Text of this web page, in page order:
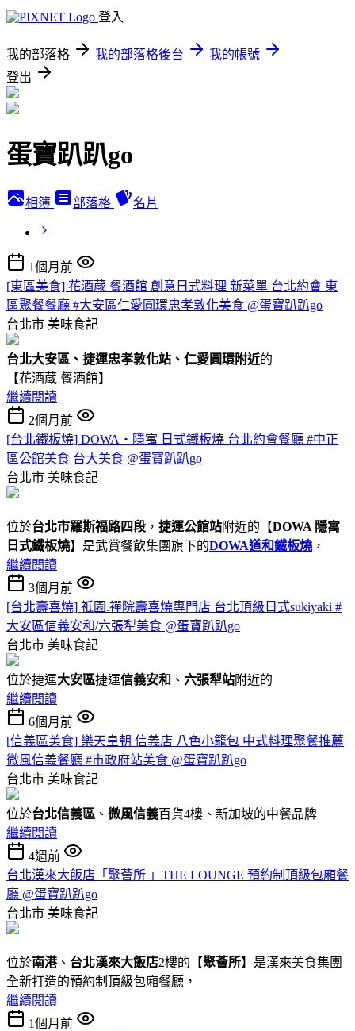
登入
我的部落格 我的部落格後台
我的帳號
登出
蛋寶趴趴go
相簿 部落格 名片
1個月前
[東區美食] 花酒蔵 餐酒館 創意日式料理 新菜單 台北約會 東
區聚餐餐廳 #大安區仁愛圓環忠孝敦化美食 @蛋寶趴趴go
台北市 美味食記
台北大安區、捷運忠孝敦化站、仁愛圓環附近的
【花酒蔵 餐酒館】
繼續閱讀
2個月前
[台北鐵板燒] DOWA・隱寓 日式鐵板燒 台北約會餐廳 #中正
區公館美食 台大美食 @蛋寶趴趴go
台北市 美味食記
位於台北市羅斯福路四段 ， 捷運公館站附近的【DOWA 隱寓
日式鐵板燒】是武賞餐飲集團旗下的DOWA道和鐵板燒 ，
繼續閱讀
3個月前
[台北壽喜燒] 祇園.禪院壽喜燒專門店 台北頂級日式sukiyaki #
大安區信義安和/六張犁美食 @蛋寶趴趴go
台北市 美味食記
位於捷運大安區捷運信義安和 、 六張犁站附近的
繼續閱讀
6個月前
[信義區美食] 樂天皇朝 信義店 八色小籠包 中式料理聚餐推薦
微風信義餐廳 #市政府站美食 @蛋寶趴趴go
台北市 美味食記
位於台北信義區 、 微風信義百貨4樓、新加坡的中餐品牌
繼續閱讀
4週前
台北漢來大飯店「聚薈所 」THE LOUNGE 預約制頂級包廂餐
廳 @蛋寶趴趴go
台北市 美味食記
位於南港、 台北漢來大飯店2樓的【聚薈所】是漢來美食集團
全新打造的預約制頂級包廂餐廳，
繼續閱讀
1個月前